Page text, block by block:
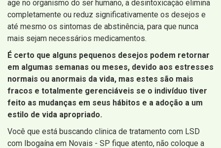
age no organismo do ser humano, a desintoxicação elimina
completamente ou reduz significativamente os desejos e
até mesmo os sintomas de abstinência, para que nunca
mais sejam necessários medicamentos.
É certo que alguns pequenos desejos podem retornar
em algumas semanas ou meses, devido aos estresses
normais ou anormais da vida, mas estes são mais
fracos e totalmente gerenciáveis ​​se o indivíduo tiver
feito as mudanças em seus hábitos e a adoção a um
estilo de vida apropriado.
Você que está buscando clinica de tratamento com LSD
com Ibogaína em Novais - SP fique atento, não coloque a